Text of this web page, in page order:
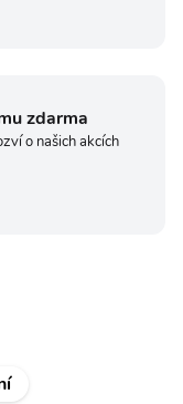
zdarma
o našich akcích